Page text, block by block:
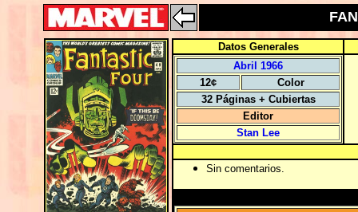
Datos Generales
Abril 1966
12¢
Color
32 Páginas + Cubiertas
Editor
Stan Lee
Sin comentarios.